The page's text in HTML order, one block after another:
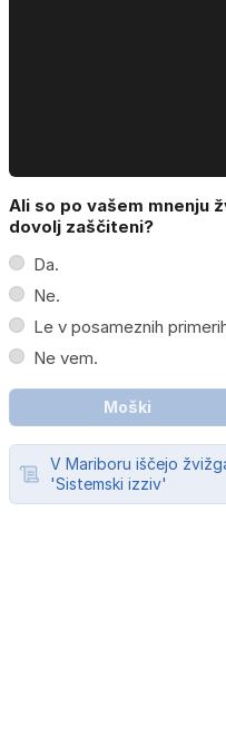
Ali so po vašem mnenju
dovolj zaščiteni?
Da.
Ne.
Le v posameznih
Ne vem.
Moški
V Mariboru iščejo
'Sistemski izziv'